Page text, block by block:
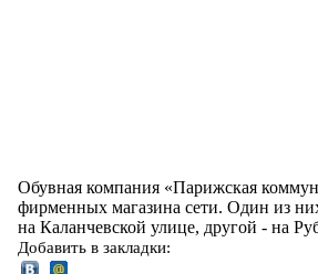
Обувная компания «Парижская
фирменных магазина сети. Один из
на Каланчевской улице, другой - на
Добавить в закладки: